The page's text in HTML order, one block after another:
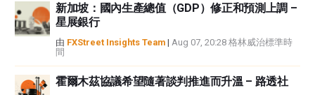
新加坡：國內生產總值（GDP）修正和預測上調 –
星展銀行
由 FXStreet Insights Team | Aug 07, 20:28 格林威治標準時
間
霍爾木茲協議希望隨著談判推進而升溫 – 路透社